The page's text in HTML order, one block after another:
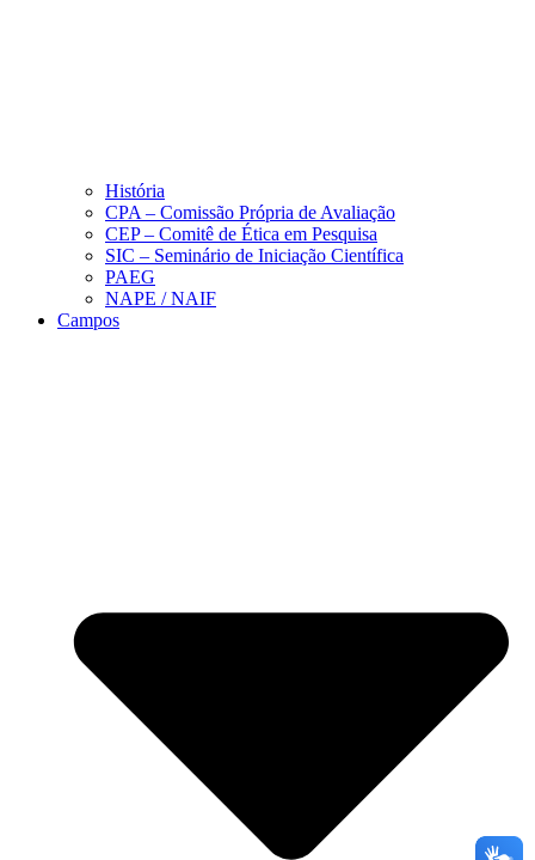
História
CPA – Comissão Própria de Avaliação
CEP – Comitê de Ética em Pesquisa
SIC – Seminário de Iniciação Científica
PAEG
NAPE / NAIF
Campos